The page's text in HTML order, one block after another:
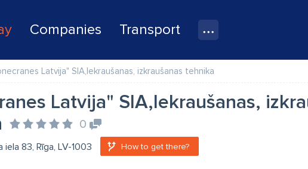
Companies Transport
Latvija" SIA,Iekraušanas, izkraušanas tehnika
Latvija" SIA,Iekraušanas,
0
iela 83, Rīga, LV-1003 How to get there?